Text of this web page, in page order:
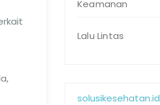
Keamanan
Lalu Lintas
solusikesehatan.id